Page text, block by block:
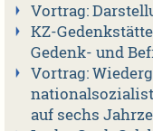
Vortrag:
KZ-
Gedenk- und
Vortrag:
auf sechs